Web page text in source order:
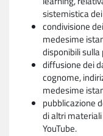
sistemistica
condivisione
medesime
disponibili
diffusione dei
cognome,
medesime
pubblicazione
di altri
YouTube.